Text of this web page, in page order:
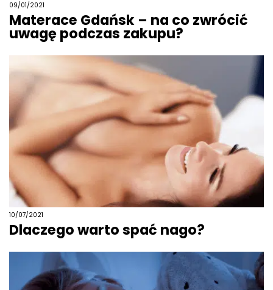
09/01/2021
Materace Gdańsk – na co zwrócić
uwagę podczas zakupu?
10/07/2021
Dlaczego warto spać nago?